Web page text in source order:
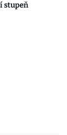
stupeň